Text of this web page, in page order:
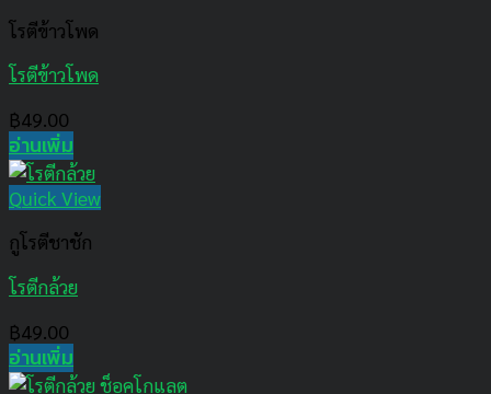
โรตีข้าวโพด
โรตีข้าวโพด
฿49.00
อ่านเพิ่ม
Quick View
กูโรตีชาชัก
โรตีกล้วย
฿49.00
อ่านเพิ่ม